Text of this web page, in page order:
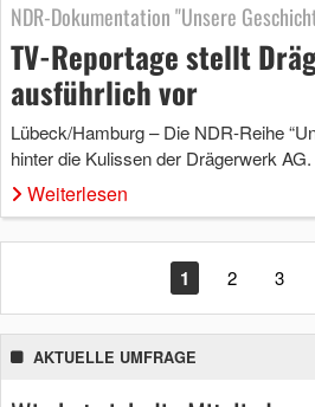
NDR-Dokumentation "Unsere
TV-Reportage stellt
ausführlich vor
Lübeck/Hamburg – Die NDR-Reihe
hinter die Kulissen der Drägerwerk
Weiterlesen
1 2 3
AKTUELLE UMFRAGE